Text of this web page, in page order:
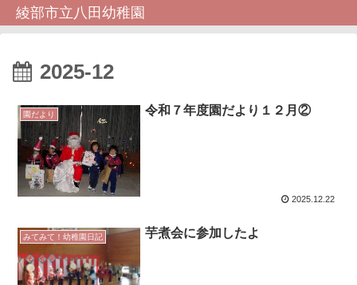
綾部市立八田幼稚園
2025-12
園だより 令和７年度園だより１２月②
2025.12.22
みてみて！幼稚園日記 芋煮会に参加したよ